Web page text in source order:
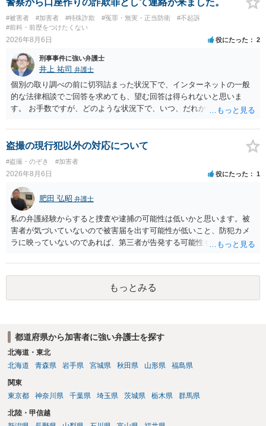
督者の証言 など、証拠で担保された客観性と実現可能性があるもので
なければあまり意味がありません。 もともと執行猶予が狙える事案で
あれば本人の反省の言葉だけで十分であり、実刑となるか微妙な事案
いうのが実感です。
#被害者 #加害者 #特殊詐欺 #冤罪・無実・正当防衛
#不起訴
#前科・前歴をつけたくない
2026年8月6日 役にたった 2
刑事事件に強い弁護士
井上 祐司 弁護士
個別の取り調べの前に切羽詰まった状況下で、インターネットの一般
的な法律相談でご回答を求めても、望む回答は得られないと思いま
す。 お手数ですが、どのような状況下で、いつ、だれからどのような
の程度だと聞いているのかということについて、お近くで詳細な法律
相談を受けられたうえで対処方法を探された方がよいと思われます。
一般論でいえば、任意取り調べの場合、ＩＣレコーダーを持参して取
り調べ内容を録音することは必須だと考えます。
盗撮の現行犯以外の対応について
#盗撮・のぞき #加害者
2026年8月6日 役にたった 1
肥田 弘昭 弁護士
私の弁護経験からすると捜査や逮捕の可能性は低いかと思います。被
害者が気づいていないので被害届を出す可能性が低いこと、防犯カメ
ラに映っていないのであれば、第三者が告発する可能性も低いこと、
座る女性を盗撮(全体像写真1枚と5秒程度の動画)してしまいました。下
着や胸など強調したものではありません。」とありますが、少なくと
も捜査段階では性的姿態等撮影罪の被疑事実で逮捕勾留されるケース
が私の弁護経験では多くなった印象です（最終的には不起訴ないし各
もっとみる
都道府県から加害者に強い弁護士を探す
北海道・東北
北海道
青森県 岩手県 宮城県 秋田県 山形県 福島県
関東
東京都
神奈川県 千葉県 埼玉県 茨城県 栃木県 群馬県
北陸・甲信越